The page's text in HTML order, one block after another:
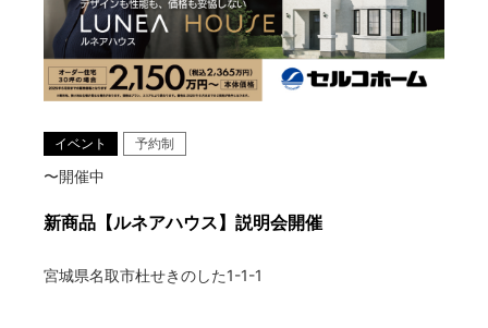
イベント 予約制
〜開催中
新商品【ルネアハウス】説明会開催
宮城県名取市杜せきのした1-1-1